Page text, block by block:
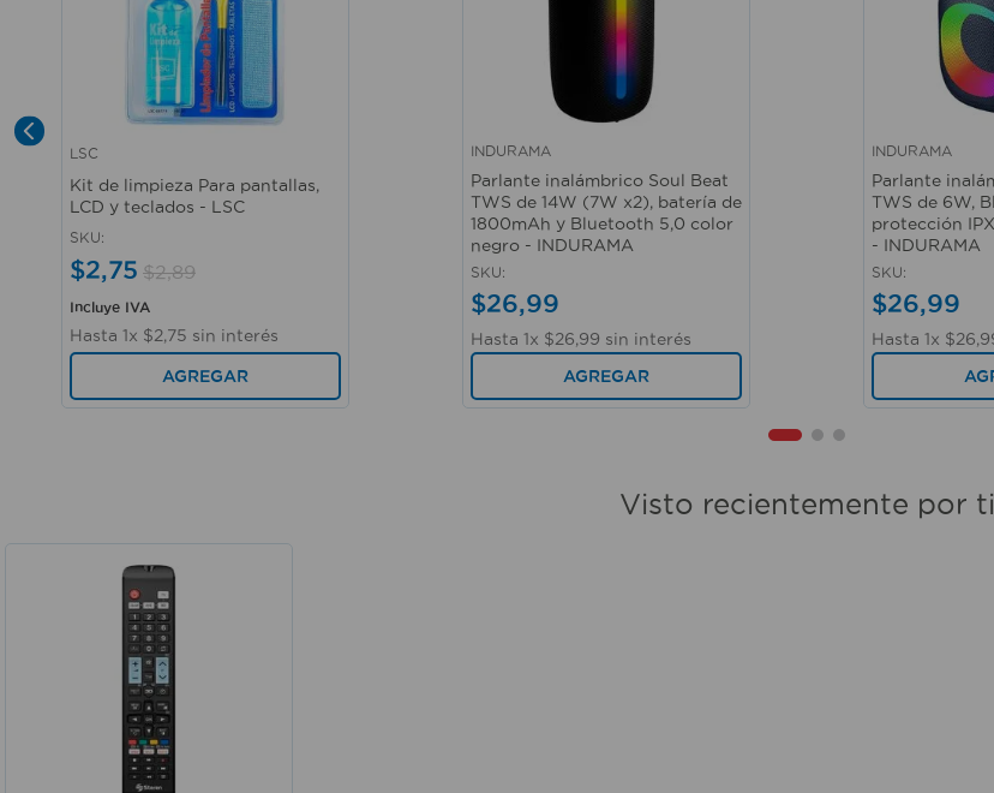
Vista rápida
LSC
Kit de limpieza Para pantallas,
LCD y teclados - LSC
SKU:
$2,75 $2,89
Incluye IVA
Hasta 1x $2,75 sin interés
AGREGAR
INDURAMA
Parlante inalámbrico Soul Beat
TWS de 14W (7W x2), batería de
1800mAh y Bluetooth 5,0 color
negro - INDURAMA
SKU:
$26,99
Hasta 1x $26,99 sin interés
AGREGAR
INDURAMA
Parlante
TWS de 6W,
protección
- INDURAMA
SKU:
$26,99
Hasta 1x $26,
Visto recientemente por ti